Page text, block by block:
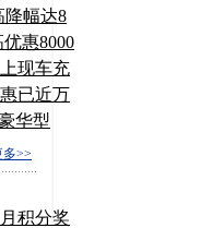
降幅达8
惠8000
现车充
已近万
华型
多>>
积分奖